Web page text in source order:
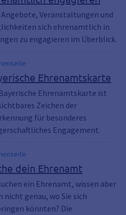
Engagiert in Erlangen,
ehrenamtlich, Freiwillige,
Büro für
und Engagement
Veranstaltungen und
sich ehrenamtlich in
zu engagieren im Überblick.
Ehrenamtskarte
Ehrenamtskarte ist
Zeichen der
für besonderes
Engagement.
dein Ehrenamt
ein Ehrenamt, wissen aber
nicht genau, wo Sie sich
könnten? Die